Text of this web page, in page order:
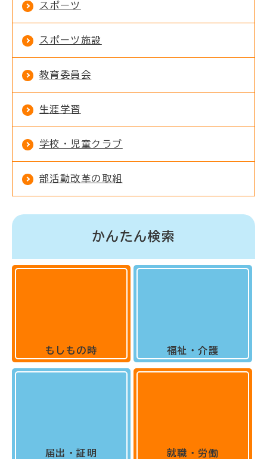
スポーツ
スポーツ施設
教育委員会
生涯学習
学校・児童クラブ
部活動改革の取組
かんたん検索
もしもの時
届出・証明
福祉・介護
就職・労働